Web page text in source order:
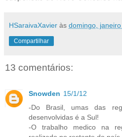
HSaraivaXavier às domingo,
Compartilhar
13 comentários:
Snowden 15/1/12
-Do Brasil, umas das
desenvolvidas é a Sul!
-O trabalho medico na